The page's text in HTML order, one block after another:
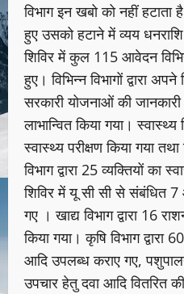
विभाग इन खबो को नहीं हटाता
हुए उसको हटाने में व्यय
शिविर में कुल 115 आवेदन
हुए। विभिन्न विभागों द्वारा
सरकारी योजनाओं की
लाभान्वित किया गया। स्वास्थ्य
स्वास्थ्य परीक्षण किया गया
विभाग द्वारा 25 व्यक्तियों का
शिविर में यू सी सी से संबंधित
गए । खाद्य विभाग द्वारा 16
किया गया। कृषि विभाग द्वारा
आदि उपलब्ध कराए गए,
उपचार हेतु दवा आदि वितरित